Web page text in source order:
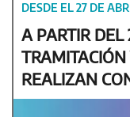
DESDE EL 27 DE
A PARTIR DEL
TRAMITACIÓN
REALIZAN